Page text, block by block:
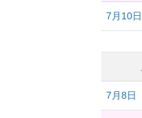
7月10日
7月8日